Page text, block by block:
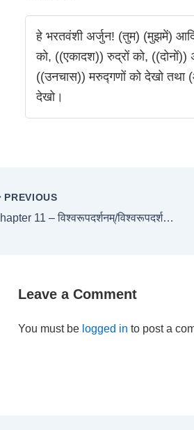
हे भरतवंशी अर्जुन! (तुम) (मुझमें)
को, ((एकादश)) रुद्रों को, ((दोनों))
((उनचास)) मरुद्गणों को देखो
देखो।
PREVIOUS
Chapter 11 – विश्वरूपदर्शनम्/विश्वरूपदर्शनयोग Shloka-5
Leave a Comment
You must be logged in to post a